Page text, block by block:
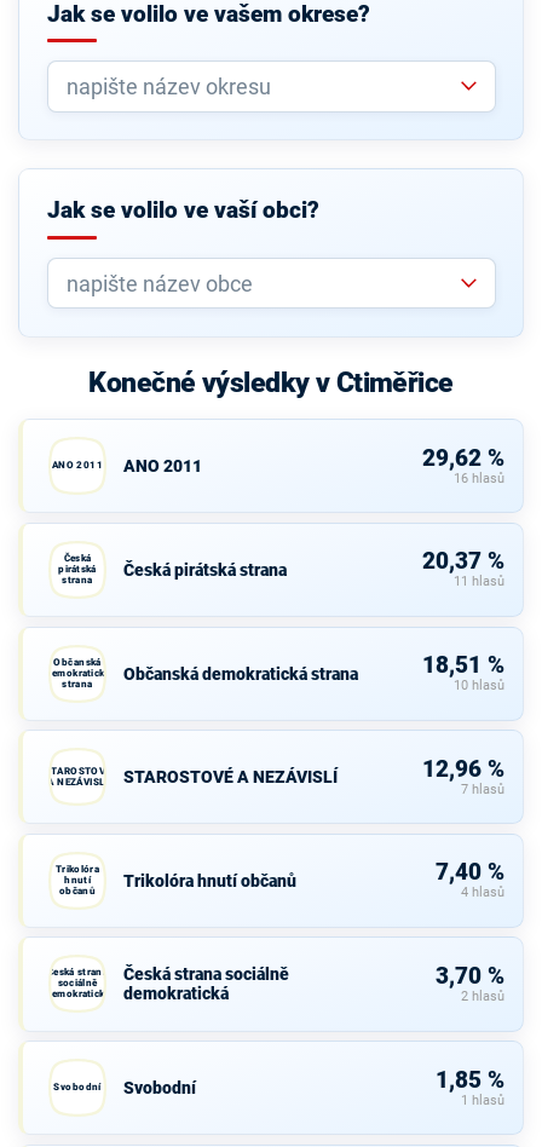
Jak se volilo ve vašem okrese?
Jak se volilo ve vaší obci?
Konečné výsledky v Ctiměřice
ANO 2011 ANO 2011 29,62 %
16 hlasů
Česká
pirátská
strana
Česká pirátská strana 20,37 %
11 hlasů
Občanská
demokratická
strana
Občanská demokratická strana 18,51 %
10 hlasů
STAROSTOVÉ
A NEZÁVISLÍ
STAROSTOVÉ A NEZÁVISLÍ 12,96 %
7 hlasů
Trikolóra
hnutí
občanů
Trikolóra hnutí občanů 7,40 %
4 hlasů
Česká strana
sociálně
demokratická
Česká strana sociálně
demokratická
3,70 %
2 hlasů
Svobodní Svobodní 1,85 %
1 hlasů